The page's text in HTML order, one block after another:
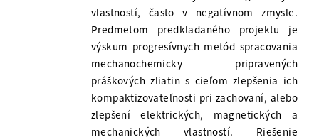
vlastností, často v negatívnom zmysle.
Predmetom predkladaného projektu je
výskum progresívnych metód spracovania
mechanochemicky pripravených
práškových zliatin s cieľom zlepšenia ich
kompaktizovateľnosti pri zachovaní, alebo
zlepšení elektrických, magnetických a
mechanických vlastností. Riešenie